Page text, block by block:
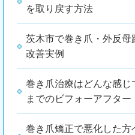
を取り戻す方法
茨木市で巻き爪・外反
改善実例
巻き爪治療はどんな感じ
までのビフォーアフター
巻き爪矯正で悪化した